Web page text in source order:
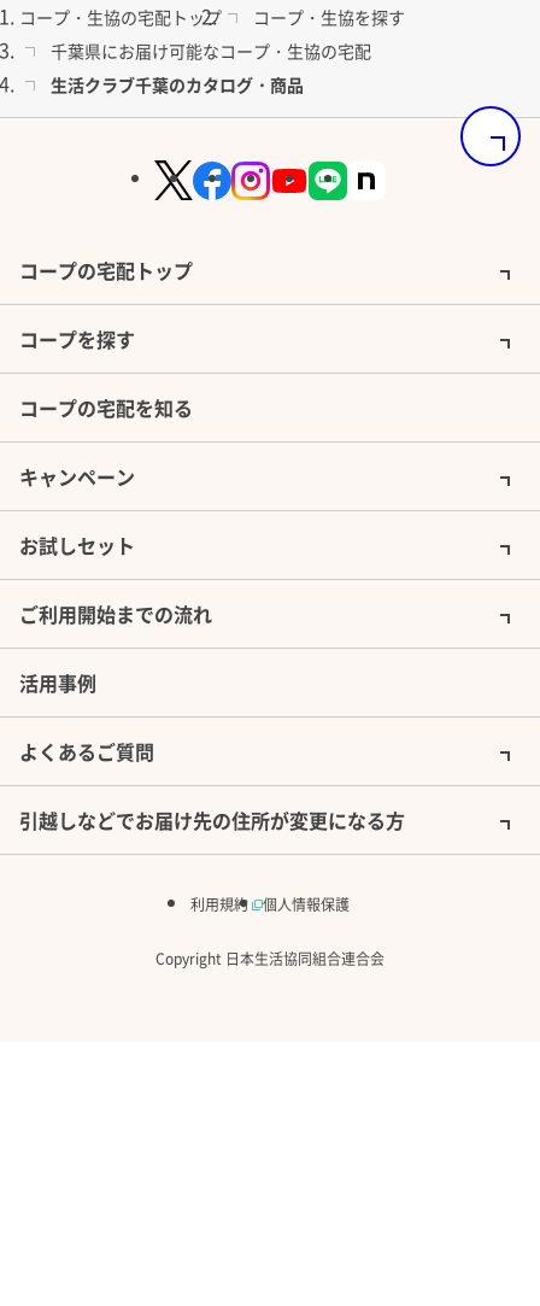
コープ・生協の宅配トップ
コープ・生協を探す
千葉県にお届け可能なコープ・生協の宅配
生活クラブ千葉のカタログ・商品
ページ
コープの宅配トップ
コープを探す
コープの宅配を知る
キャンペーン
お試しセット
ご利用開始までの流れ
活用事例
よくあるご質問
引越しなどでお届け先の住所が変更になる方
利用規約 個人情報保護
Copyright 日本生活協同組合連合会